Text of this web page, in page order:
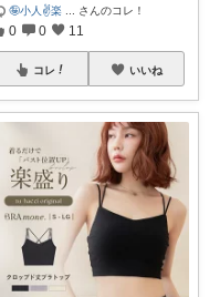
🤪小人✌️楽 さんのコレ！
0 0 11
コレ いいね